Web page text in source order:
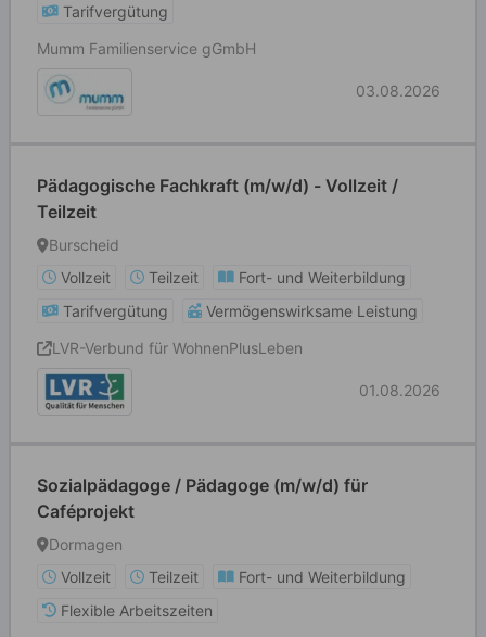
Tarifvergütung
Mumm Familienservice gGmbH
03.08.2026
Pädagogische Fachkraft (m/w/d) - Vollzeit /
Teilzeit
Burscheid
Vollzeit
Teilzeit
Fort- und Weiterbildung
Tarifvergütung
Vermögenswirksame Leistung
LVR-Verbund für WohnenPlusLeben
01.08.2026
Sozialpädagoge / Pädagoge (m/w/d) für
Caféprojekt
Dormagen
Vollzeit
Teilzeit
Fort- und Weiterbildung
Flexible Arbeitszeiten